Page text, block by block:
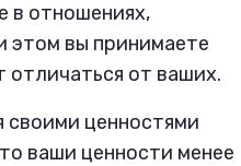
в отношениях,
этом вы принимаете
отличаться от ваших.
своими ценностями
ваши ценности менее